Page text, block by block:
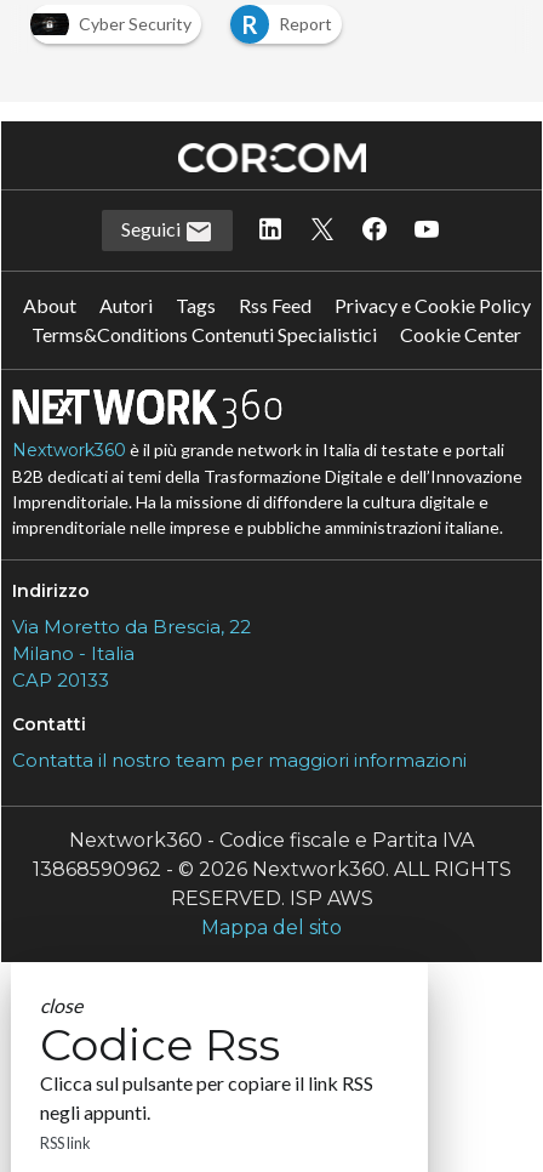
Cyber Security R Report
Seguici
About Autori Tags Rss Feed
Privacy e Cookie Policy
Terms&Conditions Contenuti Specialistici
Cookie Center
Nextwork360 è il più grande network in Italia di testate e portali
B2B dedicati ai temi della Trasformazione Digitale e dell’Innovazione
Imprenditoriale. Ha la missione di diffondere la cultura digitale e
imprenditoriale nelle imprese e pubbliche amministrazioni italiane.
Indirizzo
Via Moretto da Brescia, 22
Milano - Italia
CAP 20133
Contatti
Contatta il nostro team per maggiori informazioni
Nextwork360 - Codice fiscale e Partita IVA
13868590962 - © 2026 Nextwork360. ALL RIGHTS
RESERVED. ISP AWS
Mappa del sito
close
Codice Rss
Clicca sul pulsante per copiare il link RSS
negli appunti.
RSS link